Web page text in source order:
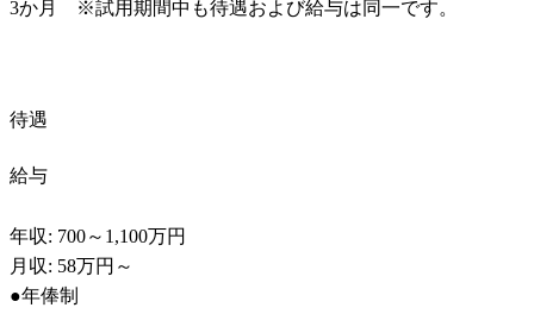
3か月　※試用期間中も待遇および給与は同一です。
待遇
給与
年収: 700～1,100万円
月収: 58万円～
●年俸制